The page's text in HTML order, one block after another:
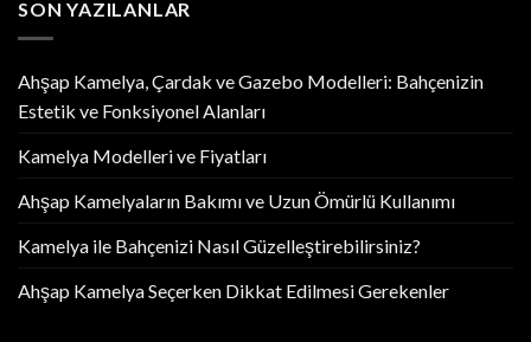
SON YAZILANLAR
Ahşap Kamelya, Çardak ve Gazebo Modelleri: Bahçenizin
Estetik ve Fonksiyonel Alanları
Kamelya Modelleri ve Fiyatları
Ahşap Kamelyaların Bakımı ve Uzun Ömürlü Kullanımı
Kamelya ile Bahçenizi Nasıl Güzelleştirebilirsiniz?
Ahşap Kamelya Seçerken Dikkat Edilmesi Gerekenler